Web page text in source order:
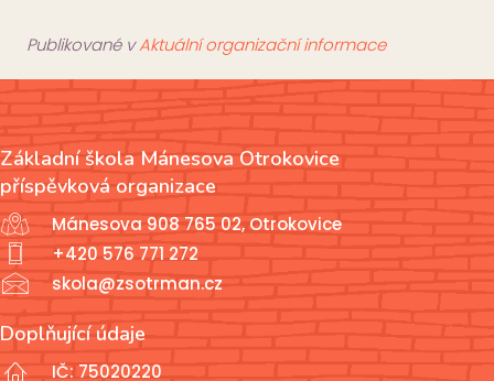
Publikované vAktuální organizační informace
Základní škola Mánesova Otrokovice
příspěvková organizace
Mánesova 908 765 02, Otrokovice
+420 576 771 272
skola@zsotrman.cz
Doplňující údaje
IČ: 75020220